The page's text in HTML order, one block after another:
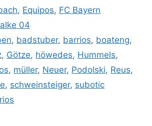
, Equipos, FC Bayern
04
, badstuber, barrios, boateng,
, Götze, höwedes, Hummels,
, müller, Neuer, Podolski, Reus,
, schweinsteiger, subotic